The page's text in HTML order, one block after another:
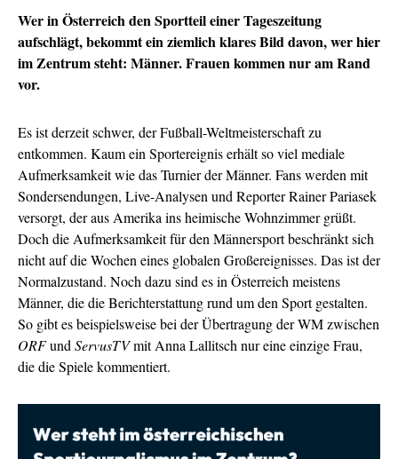
Wer in Österreich den Sportteil einer Tageszeitung
aufschlägt, bekommt ein ziemlich klares Bild davon, wer hier
im Zentrum steht: Männer. Frauen kommen nur am Rand
vor.
Es ist derzeit schwer, der Fußball-Weltmeisterschaft zu
entkommen. Kaum ein Sportereignis erhält so viel mediale
Aufmerksamkeit wie das Turnier der Männer. Fans werden mit
Sondersendungen, Live-Analysen und Reporter Rainer Pariasek
versorgt, der aus Amerika ins heimische Wohnzimmer grüßt.
Doch die Aufmerksamkeit für den Männersport beschränkt sich
nicht auf die Wochen eines globalen Großereignisses. Das ist der
Normalzustand. Noch dazu sind es in Österreich meistens
Männer, die die Berichterstattung rund um den Sport gestalten.
So gibt es beispielsweise bei der Übertragung der WM zwischen
ORFund ServusTVmit Anna Lallitsch nur eine einzige Frau,
die die Spiele kommentiert.